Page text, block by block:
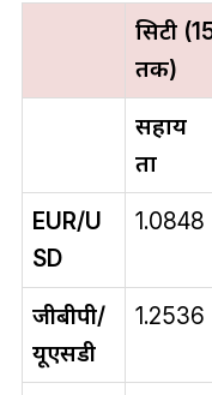
सिटी
तक)
सहाय
ता
EUR/U
SD
1.0848
जीबीपी/
यूएसडी
1.2536